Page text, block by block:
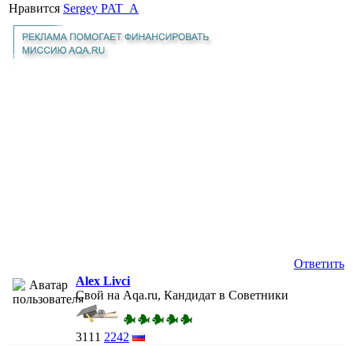
Нравится Sergey PAT_A
Ответить
Alex Livci
Свой на Aqa.ru, Кандидат в Советники
3111 2242